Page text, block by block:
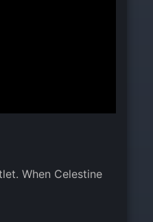
When Celestine